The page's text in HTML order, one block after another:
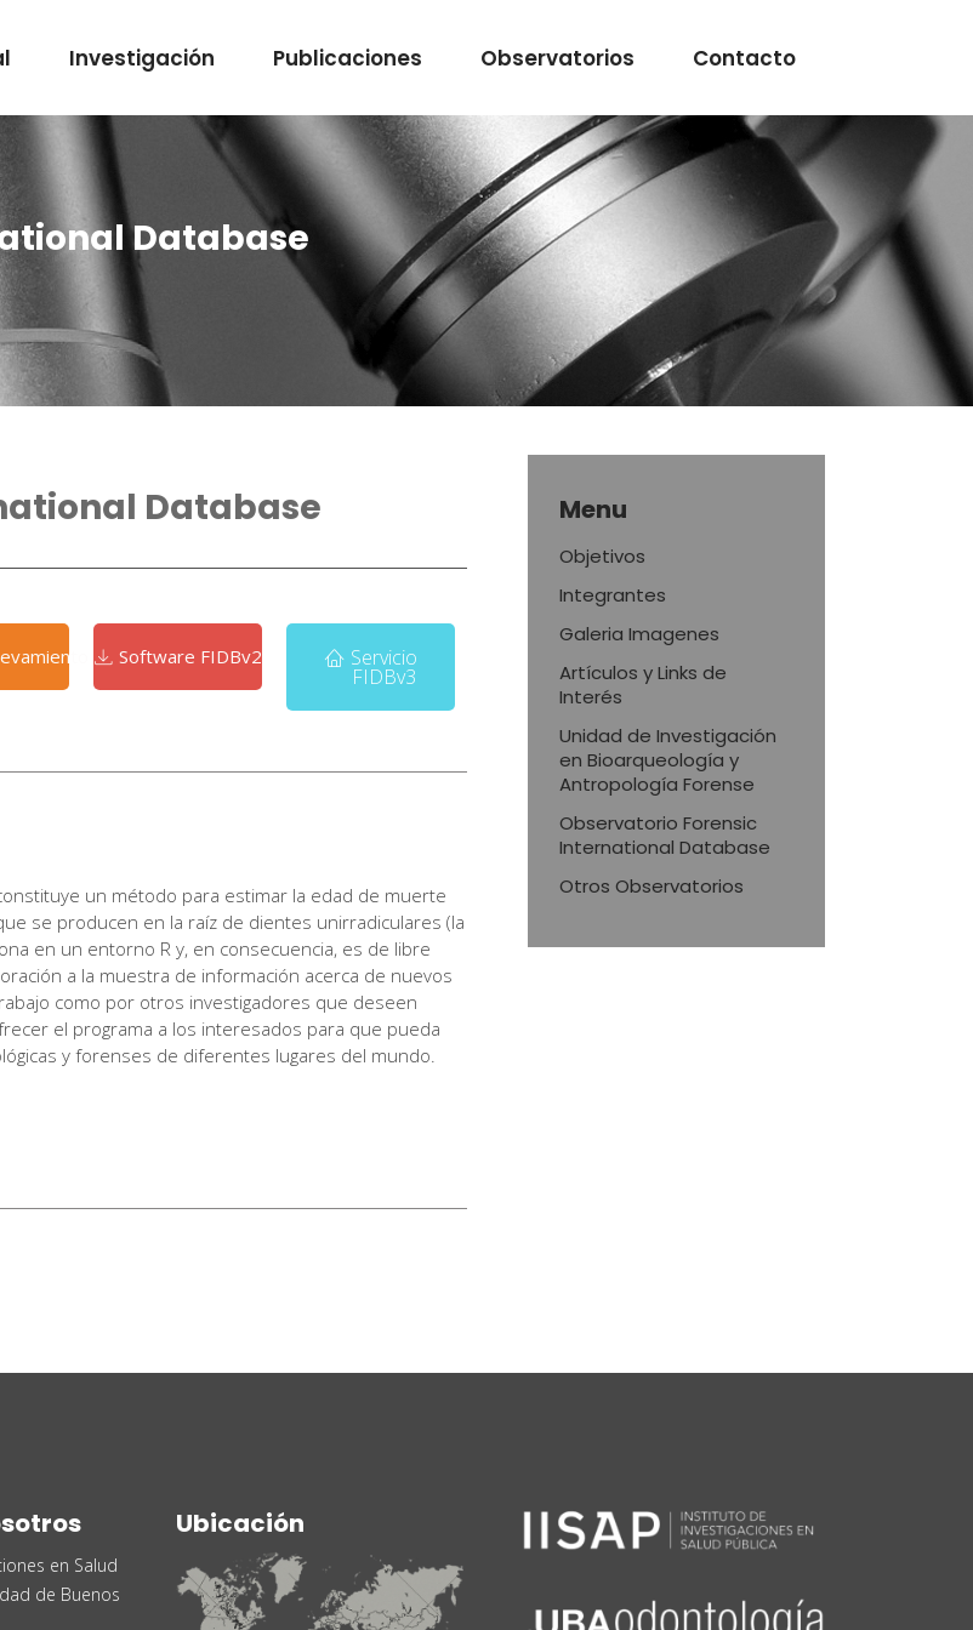
Investigación Publicaciones Observatorios Contacto
Database
Database
Software FIDBv2 Servicio
FIDBv3
un método para estimar la edad de muerte
se producen en la raíz de dientes unirradiculares (la
en un entorno R y, en consecuencia, es de libre
a la muestra de información acerca de nuevos
como por otros investigadores que deseen
el programa a los interesados para que pueda
y forenses de diferentes lugares del mundo.
Menu
Objetivos
Integrantes
Galeria Imagenes
Artículos y Links de
Interés
Unidad de Investigación
en Bioarqueología y
Antropología Forense
Observatorio Forensic
International Database
Otros Observatorios
en Salud
de Buenos
Ubicación